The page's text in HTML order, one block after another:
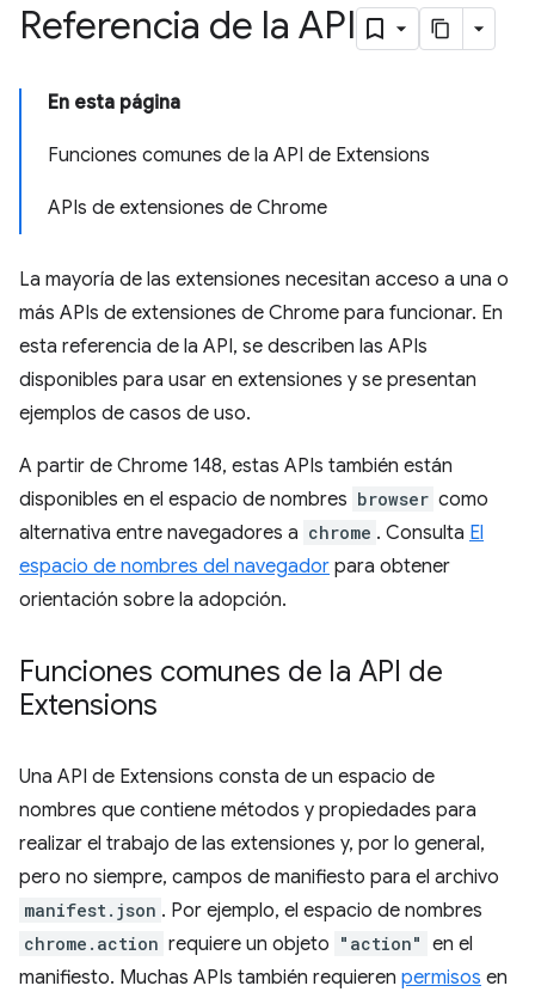
Referencia de la API
En esta página
Funciones comunes de la API de Extensions
APIs de extensiones de Chrome
La mayoría de las extensiones necesitan acceso a una o
más APIs de extensiones de Chrome para funcionar. En
esta referencia de la API, se describen las APIs
disponibles para usar en extensiones y se presentan
ejemplos de casos de uso.
A partir de Chrome 148, estas APIs también están
disponibles en el espacio de nombres browser como
alternativa entre navegadores a chrome . Consulta El
espacio de nombres del navegador para obtener
orientación sobre la adopción.
Funciones comunes de la API de
Extensions
Una API de Extensions consta de un espacio de
nombres que contiene métodos y propiedades para
realizar el trabajo de las extensiones y, por lo general,
pero no siempre, campos de manifiesto para el archivo
manifest.json . Por ejemplo, el espacio de nombres
chrome.action requiere un objeto "action" en el
manifiesto. Muchas APIs también requieren permisos en